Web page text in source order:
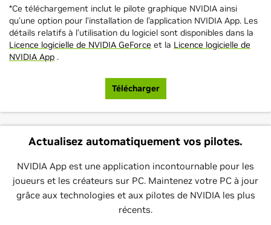
*Ce téléchargement inclut le pilote graphique NVIDIA ainsi
qu'une option pour l’installation de l’application NVIDIA App. Les
détails relatifs à l’utilisation du logiciel sont disponibles dans la
Licence logicielle de NVIDIA GeForce et la Licence logicielle de
NVIDIA App .
Télécharger
Actualisez automatiquement vos pilotes.
NVIDIA App est une application incontournable pour les
joueurs et les créateurs sur PC. Maintenez votre PC à jour
grâce aux technologies et aux pilotes de NVIDIA les plus
récents.